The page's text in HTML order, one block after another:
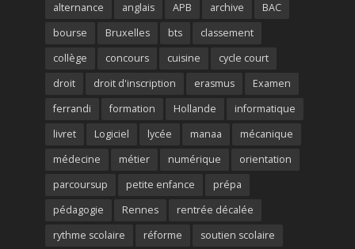
alternance anglais APB archive
BAC
bourse
Bruxelles bts
classement
collège
concours cuisine
cycle court
droit
droit d'inscription erasmus
Examen
ferrandi
formation Hollande
informatique
livret
Logiciel lycée manaa
mécanique
médecine
métier numérique
orientation
parcoursup
petite enfance
prépa
pédagogie
Rennes
rentrée décalée
rythme scolaire
réforme soutien scolaire